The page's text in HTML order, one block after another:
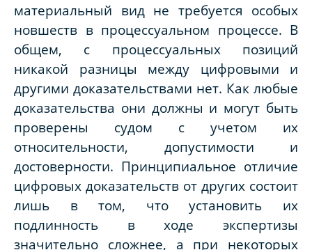
материальный вид не требуется особых
новшеств в процессуальном процессе. В
общем, с процессуальных позиций
никакой разницы между цифровыми и
другими доказательствами нет. Как любые
доказательства они должны и могут быть
проверены судом с учетом их
относительности, допустимости и
достоверности. Принципиальное отличие
цифровых доказательств от других состоит
лишь в том, что установить их
подлинность в ходе экспертизы
значительно сложнее, а при некоторых